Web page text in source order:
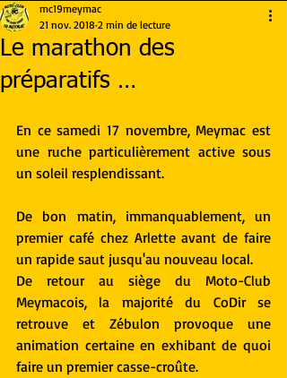
Le marathon des
préparatifs …
mc19meymac
21 nov. 2018 2 min de lecture
En ce samedi 17 novembre, Meymac est
une ruche particulièrement active sous
un soleil resplendissant.
De bon matin, immanquablement, un
premier café chez Arlette avant de faire
un rapide saut jusqu'au nouveau local.
De retour au siège du Moto-Club
Meymacois, la majorité du CoDir se
retrouve et Zébulon provoque une
animation certaine en exhibant de quoi
faire un premier casse-croûte.